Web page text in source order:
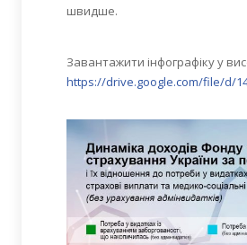
швидше.
Завантажити інфографіку у
https://drive.google.com/file/d/